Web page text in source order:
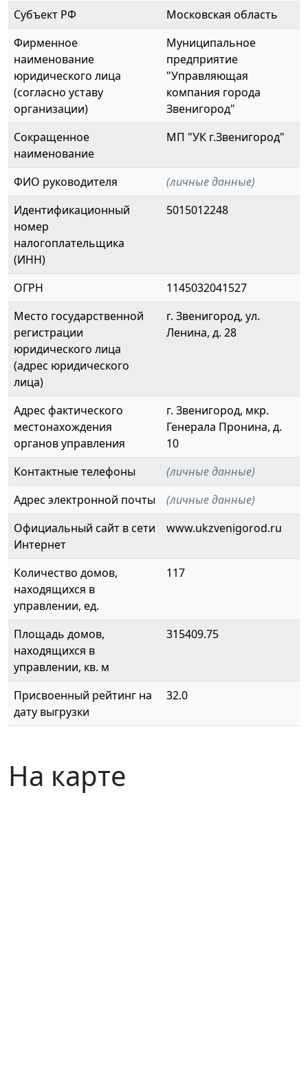
Субъект РФ
Московская область
Фирменное
наименование
юридического лица
(согласно уставу
организации)
Муниципальное
предприятие
"Управляющая
компания города
Звенигород"
Сокращенное
наименование
МП "УК г.Звенигород"
ФИО руководителя
(личные данные)
Идентификационный
номер
налогоплательщика
(ИНН)
5015012248
ОГРН
1145032041527
Место государственной
регистрации
юридического лица
(адрес юридического
лица)
г. Звенигород, ул.
Ленина, д. 28
Адрес фактического
местонахождения
органов управления
г. Звенигород, мкр.
Генерала Пронина, д.
10
Контактные телефоны
(личные данные)
Адрес электронной почты
(личные данные)
Официальный сайт в сети
Интернет
www.ukzvenigorod.ru
Количество домов,
находящихся в
управлении, ед.
117
Площадь домов,
находящихся в
управлении, кв. м
315409.75
Присвоенный рейтинг на
дату выгрузки
32.0
На карте